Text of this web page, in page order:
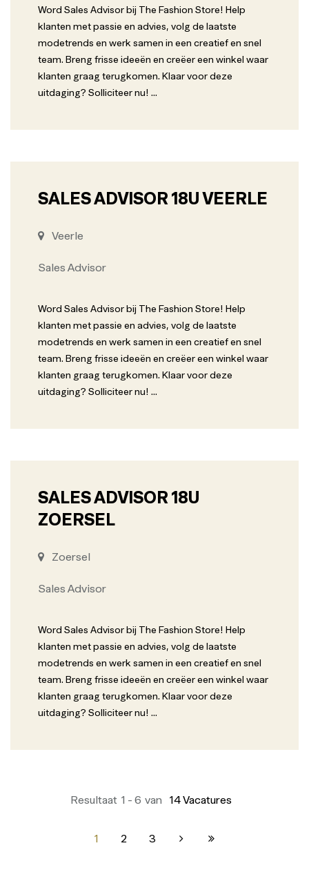
Word Sales Advisor bij The Fashion Store! Help
klanten met passie en advies, volg de laatste
modetrends en werk samen in een creatief en snel
team. Breng frisse ideeën en creëer een winkel waar
klanten graag terugkomen. Klaar voor deze
uitdaging? Solliciteer nu! ...
SALES ADVISOR 18U VEERLE
Veerle
Sales Advisor
Word Sales Advisor bij The Fashion Store! Help
klanten met passie en advies, volg de laatste
modetrends en werk samen in een creatief en snel
team. Breng frisse ideeën en creëer een winkel waar
klanten graag terugkomen. Klaar voor deze
uitdaging? Solliciteer nu! ...
SALES ADVISOR 18U
ZOERSEL
Zoersel
Sales Advisor
Word Sales Advisor bij The Fashion Store! Help
klanten met passie en advies, volg de laatste
modetrends en werk samen in een creatief en snel
team. Breng frisse ideeën en creëer een winkel waar
klanten graag terugkomen. Klaar voor deze
uitdaging? Solliciteer nu! ...
Resultaat 1 - 6 van 14Vacatures
1 2 3